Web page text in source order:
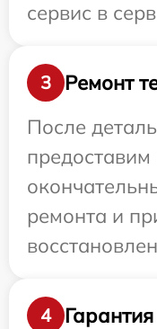
сервис в
3
Ремонт
После
ремонта и
4
Гарантия